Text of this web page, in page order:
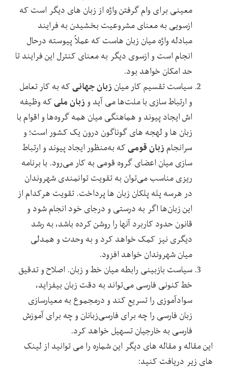
معینی برای وام‌ گرفتن واژه از زبان ‌های دیگر است که
ازسویی به ‌معنای مشروعیت‌ بخشیدن به فرایند
مبادله واژه میان زبان ‌هاست که عملاً پیوسته درحال
انجام است و ازسوی دیگر به‌ معنای کنترل این فرایند تا
حد امکان خواهد بود.
سیاست تقسیم کار میان زبان جهانیکه به کار تعامل
و ارتباط ‌سازی با ملت‌ها می ‌آید و زبان ملیکه وظیفه
‌اش ایجاد پیوند و هماهنگی میان همه گروه‌ها و اقوام با
زبان‌ ها و لهجه‌ های گوناگون درون یک کشور است؛ و
سرانجامزبان قومیکه به‌منظور ایجاد پیوند و ارتباط
‌سازی میان اعضای گروه قومی به‌ کار می‌رود. با برنامه‌
ریزی مناسب می‌توان به تقویت توانمندی شهروندان
در هرسه ‌پله پلکان زبان‌ ها پرداخت. تقویت هرکدام از
این زبان‌ها اگر به ‌درستی و درجای خود انجام شود و
قانون حدود کاربرد آنها را روشن کرده باشد، به رشد
دیگری نیز کمک خواهد کرد و به وحدت و همدلی
میان شهروندان خواهد افزود.
سیاست بازبینی رابطه میان خط و زبان. اصلاح و تدقیق
خط کنونی فارسی می‌تواند به دقت زبان بیفزاید،
سوادآموزی را تسریع کند و درمجموع به معیارسازی
زبان فارسی را چه برای فارسی‌زبانان و چه برای آموزش
فارسی به خارجیان تسهیل خواهد کرد.
این مقاله و مقاله های دیگر این شماره را می توانید از لینک
های زیر دریافت کنید: